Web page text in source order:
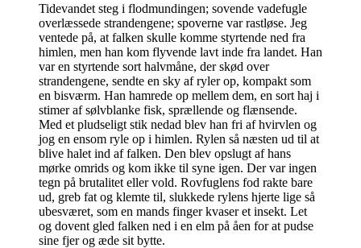
Tidevandet steg i flodmundingen; sovende vadefugle
overlæssede strandengene; spoverne var rastløse. Jeg
ventede på, at falken skulle komme styrtende ned fra
himlen, men han kom flyvende lavt inde fra landet. Han
var en styrtende sort halvmåne, der skød over
strandengene, sendte en sky af ryler op, kompakt som
en bisværm. Han hamrede op mellem dem, en sort haj i
stimer af sølvblanke fisk, sprællende og flænsende.
Med et pludseligt stik nedad blev han fri af hvirvlen og
jog en ensom ryle op i himlen. Rylen så næsten ud til at
blive halet ind af falken. Den blev opslugt af hans
mørke omrids og kom ikke til syne igen. Der var ingen
tegn på brutalitet eller vold. Rovfuglens fod rakte bare
ud, greb fat og klemte til, slukkede rylens hjerte lige så
ubesværet, som en mands finger kvaser et insekt. Let
og dovent gled falken ned i en elm på åen for at pudse
sine fjer og æde sit bytte.